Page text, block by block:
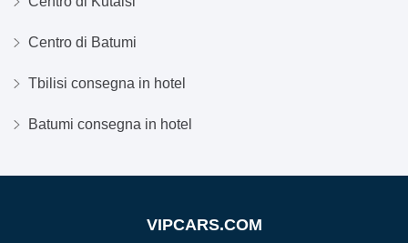
Centro di Batumi
Tbilisi consegna in hotel
Batumi consegna in hotel
VIPCARS.COM